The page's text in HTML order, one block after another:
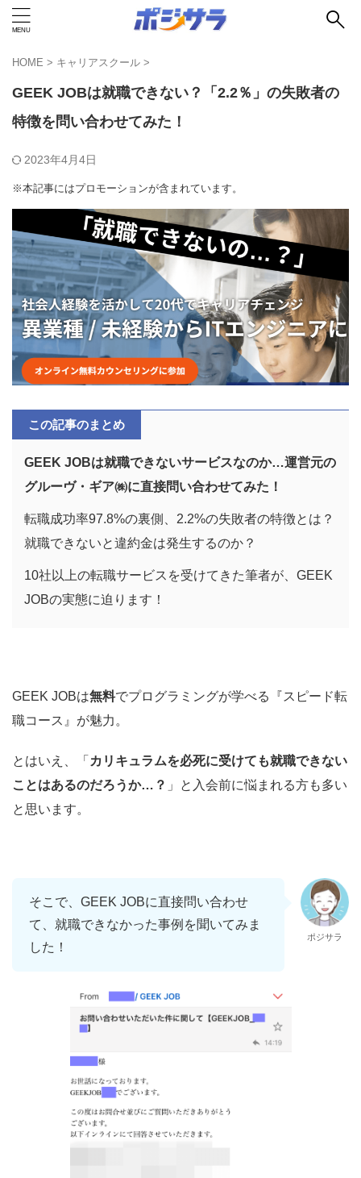
HOME > キャリアスクール >
GEEK JOBは就職できない？「2.2％」の失敗者の
特徴を問い合わせてみた！
2023年4月4日
※本記事にはプロモーションが含まれています。
この記事のまとめ
GEEK JOBは就職できないサービスなのか…運営元の
グルーヴ・ギア㈱に直接問い合わせてみた！
転職成功率97.8%の裏側、2.2%の失敗者の特徴とは？
就職できないと違約金は発生するのか？
10社以上の転職サービスを受けてきた筆者が、GEEK
JOBの実態に迫ります！
GEEK JOBは無料でプログラミングが学べる『スピード転
職コース』が魅力。
とはいえ、「 カリキュラムを必死に受けても就職できない
ことはあるのだろうか…？ 」と入会前に悩まれる方も多い
と思います。
そこで、GEEK JOBに直接問い合わせ
て、就職できなかった事例を聞いてみま
した！
ポジサラ